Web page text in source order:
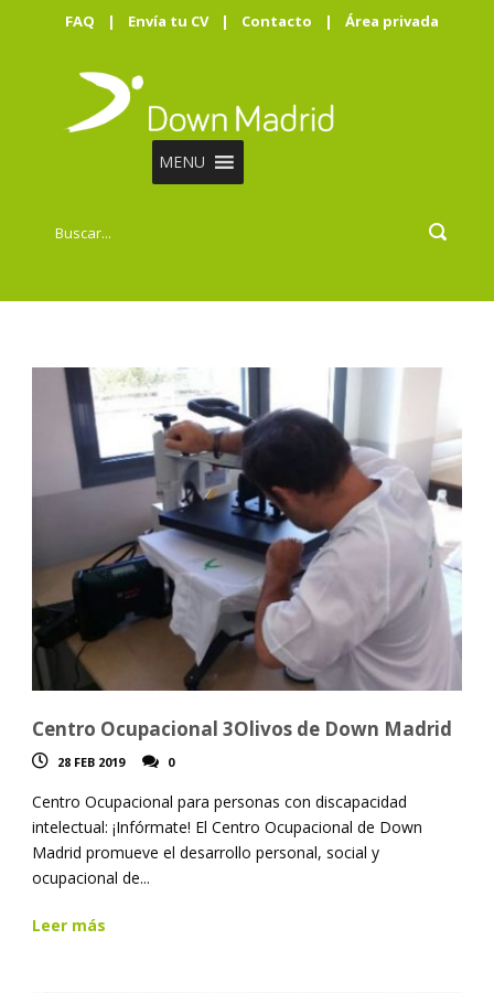
FAQ | Envía tu CV | Contacto | Área privada
MENU
Centro Ocupacional 3Olivos de Down Madrid
28 FEB 2019 0
Centro Ocupacional para personas con discapacidad
intelectual: ¡Infórmate! El Centro Ocupacional de Down
Madrid promueve el desarrollo personal, social y
ocupacional de...
Leer más